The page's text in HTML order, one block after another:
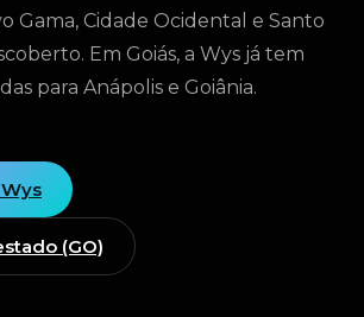
Gama, Cidade Ocidental e Santo
Em Goiás, a Wys já tem
para Anápolis e Goiânia.
(GO)